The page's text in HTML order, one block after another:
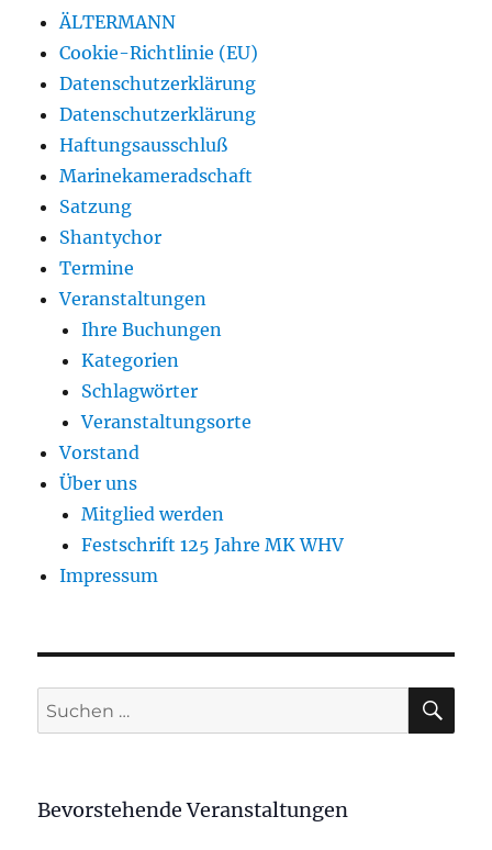
ÄLTERMANN
Cookie-Richtlinie (EU)
Datenschutzerklärung
Datenschutzerklärung
Haftungsausschluß
Marinekameradschaft
Satzung
Shantychor
Termine
Veranstaltungen
Ihre Buchungen
Kategorien
Schlagwörter
Veranstaltungsorte
Vorstand
Über uns
Mitglied werden
Festschrift 125 Jahre MK WHV
Impressum
Suchen
nach:
Bevorstehende Veranstaltungen